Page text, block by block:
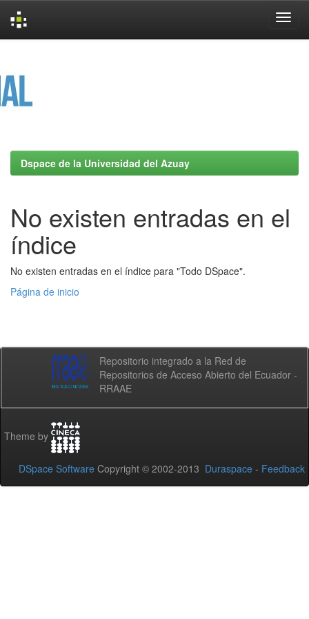
Dspace de la Universidad del Azuay
No existen entradas en el
índice
No existen entradas en el índice para "Todo DSpace".
Página de inicio
Repositorio integrado a la Red de
Repositorios de Acceso Abierto del Ecuador -
RRAAE
Theme by
DSpace Software Copyright © 2002-2013 Duraspace - Feedback